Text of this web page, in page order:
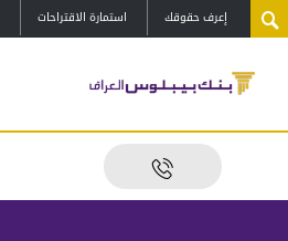
إعرف حقوقك استمارة الاقتراحات